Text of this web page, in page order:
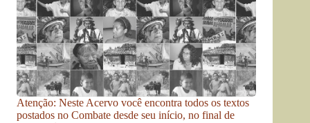
Atenção: Neste Acervo você encontra todos os textos
postados no Combate desde seu início, no final de